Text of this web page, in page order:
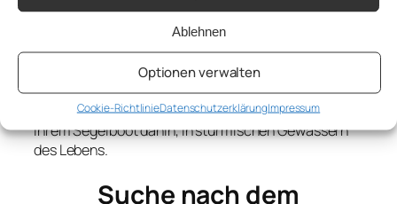
Ablehnen
Optionen verwalten
Cookie-RichtlinieDatenschutzerklärungImpressum
So einfach gibt man das Ruder des eigenen Lebens
aus den Händen. „Ich kann nichts dafür – der Wind,
der Sturm, die See sind so“. Und so treiben sie mit
ihrem Segelboot dahin, in stürmischen Gewässern
des Lebens.
Suche nach dem